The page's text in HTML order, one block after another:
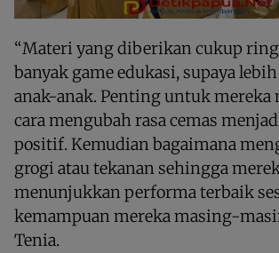
“Materi yang diberikan cukup
banyak game edukasi, supaya
anak-anak. Penting untuk mereka
cara mengubah rasa cemas
positif. Kemudian bagaimana
grogi atau tekanan sehingga
menunjukkan performa terbaik
kemampuan mereka masing-
Tenia.